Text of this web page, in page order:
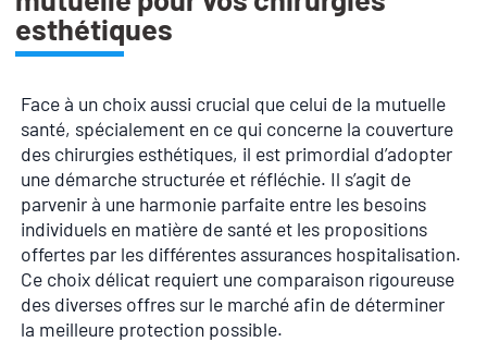
esthétiques
Face à un choix aussi crucial que celui de la mutuelle
santé, spécialement en ce qui concerne la couverture
des chirurgies esthétiques, il est primordial d’adopter
une démarche structurée et réfléchie. Il s’agit de
parvenir à une harmonie parfaite entre les besoins
individuels en matière de santé et les propositions
offertes par les différentes assurances hospitalisation.
Ce choix délicat requiert une comparaison rigoureuse
des diverses offres sur le marché afin de déterminer
la meilleure protection possible.